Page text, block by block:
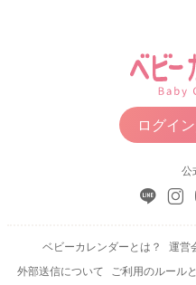
ログイ
公
ベビーカレンダーとは？ 運営
外部送信について
ご利用のルール